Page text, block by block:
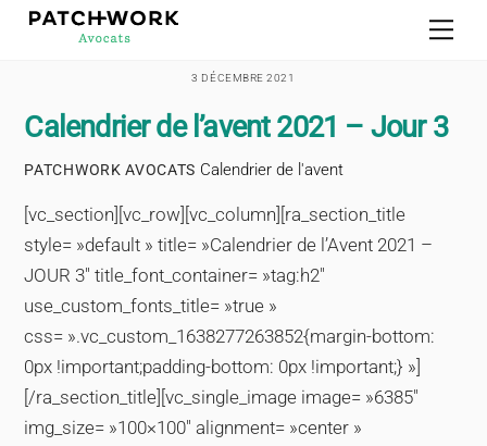
Skip
3 DÉCEMBRE 2021
Calendrier de l’avent 2021 – Jour 3
PATCHWORK AVOCATS Calendrier de l'avent
[vc_section][vc_row][vc_column][ra_section_title
style= »default » title= »Calendrier de l’Avent 2021 –
JOUR 3″ title_font_container= »tag:h2″
use_custom_fonts_title= »true »
css= ».vc_custom_1638277263852{margin-bottom:
0px !important;padding-bottom: 0px !important;} »]
[/ra_section_title][vc_single_image image= »6385″
img_size= »100×100″ alignment= »center »